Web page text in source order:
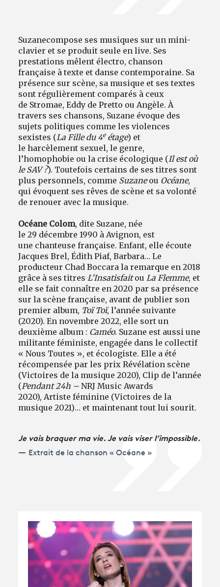
Suzanecompose ses musiques sur un mini-
clavier et se produit seule en live. Ses
prestations mêlent électro, chanson
française à texte et danse contemporaine. Sa
présence sur scène, sa musique et ses textes
sont régulièrement comparés à ceux
de Stromae, Eddy de Pretto ou Angèle. À
travers ses chansons, Suzane évoque des
sujets politiques comme les violences
sexistes (La Fille du 4eétage) et
le harcèlement sexuel, le genre,
l’homophobie ou la crise écologique (Il est où
le SAV ?). Toutefois certains de ses titres sont
plus personnels, comme Suzaneou Océane,
qui évoquent ses rêves de scène et sa volonté
de renouer avec la musique.
Océane Colom, dite Suzane, née
le 29 décembre 1990 à Avignon, est
une chanteuse française. Enfant, elle écoute
Jacques Brel, Édith Piaf, Barbara… Le
producteur Chad Boccara la remarque en 2018
grâce à ses titres L’Insatisfaitou La Flemme, et
elle se fait connaître en 2020 par sa présence
sur la scène française, avant de publier son
premier album, Toï Toï, l’année suivante
(2020). En novembre 2022, elle sort un
deuxième album : Caméo. Suzane est aussi une
militante féministe, engagée dans le collectif
« Nous Toutes », et écologiste. Elle a été
récompensée par les prix Révélation scène
(Victoires de la musique 2020), Clip de l’année
(Pendant 24h –NRJ Music Awards
2020), Artiste féminine (Victoires de la
musique 2021)… et maintenant tout lui sourit.
Je vais braquer ma vie. Je vais viser l’impossible.
Extrait de la chanson « Océane »